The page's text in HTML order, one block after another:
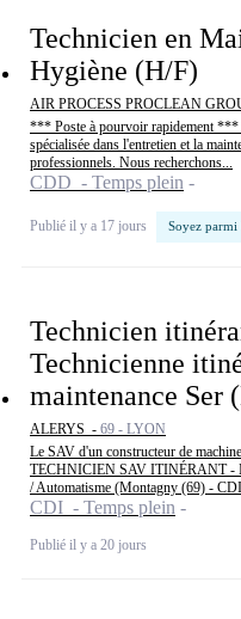
Technicien en
Hygiène (H/F)
AIR PROCESS PROCLEAN
*** Poste à pourvoir rapidement ***
spécialisée dans l'entretien et la
professionnels. Nous recherchons...
CDD - Temps plein
Publié il y a 17 jours Soyez parmi
Technicien
Technicienne
maintenance Ser
ALERYS - 69 - LYON
Le SAV d'un constructeur de
TECHNICIEN SAV ITINÉRANT -
/ Automatisme (Montagny (69) - CDI
CDI - Temps plein
Publié il y a 20 jours